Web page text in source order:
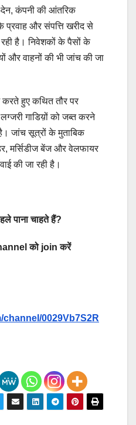
देन, कंपनी की आंतरिक
प्रवाह और संपत्ति खरीद से
रही है। निवेशकों के पैसों के
और वाहनों की भी जांच की जा
हुए कथित तौर पर
गाडिय़ों को जब्त करने
जांच सूत्रों के मुताबिक
मर्सिडीज बेंज और वेलफायर
की जा रही है।
पाना चाहते हैं?
को join करें
0029Vb7S2R